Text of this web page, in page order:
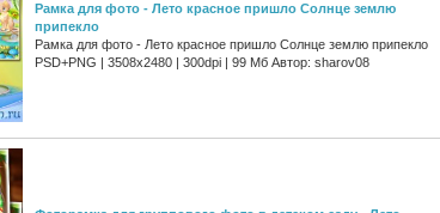
Рамка для фото - Лето красное пришло Солнце землю
припекло
Рамка для фото - Лето красное пришло Солнце землю припекло
PSD+PNG | 3508x2480 | 300dpi | 99 Мб Автор: sharov08